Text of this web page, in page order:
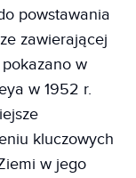
powstawania
zawierającej
w
w 1952 r.
kluczowych
w jego